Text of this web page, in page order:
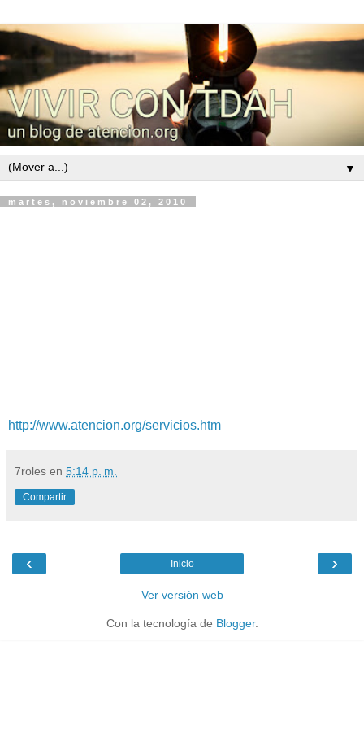
▼
martes, noviembre 02, 2010
http://www.atencion.org/servicios.htm
7roles en 5:14 p. m.
Compartir
‹ ›
Inicio
Ver versión web
Con la tecnología de Blogger.